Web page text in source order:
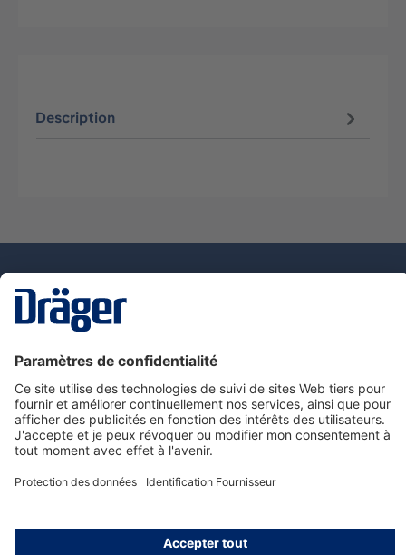
Description
Nous contacter
Service de e-commande Dräger
Informations sur les produits
© Dräger France SAS, 2024